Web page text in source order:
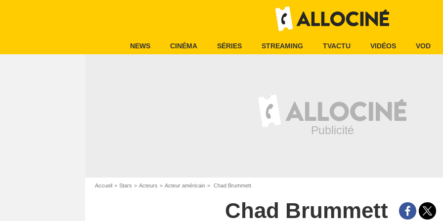
NEWS CINÉMA SÉRIES STREAMING TVACTU VIDÉOS VOD
Accueil Stars Acteurs Acteur américain Chad Brummett
Chad Brummett